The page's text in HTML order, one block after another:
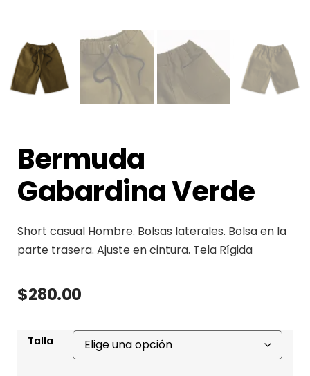
Bermuda
Gabardina Verde
Short casual Hombre. Bolsas laterales. Bolsa en la
parte trasera. Ajuste en cintura. Tela Rígida
$280.00
Talla